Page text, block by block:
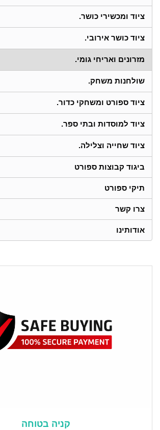
ציוד ומכשירי כושר.
ציוד כושר אירובי.
מזרונים ואריחי גומי.
שולחנות משחק.
ציוד ספורט ומשחקי כדור.
ציוד למוסדות ובתי ספר.
ציוד שחייה וצלילה.
ביגוד קבוצות ספורט
תיקי ספורט
צרו קשר
אודותינו
קניה בטוחה